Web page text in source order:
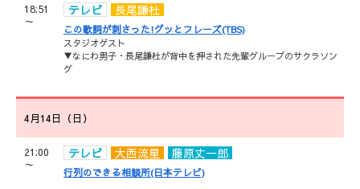
18:51
～
テレビ 長尾謙杜
この歌詞が刺さった!グッとフレーズ(TBS)
スタジオゲスト
▼なにわ男子・長尾謙杜が背中を押された先輩グループのサクラソン
グ
4月14日（日）
21:00
～
テレビ 大西流星 藤原丈一郎
行列のできる相談所(日本テレビ)